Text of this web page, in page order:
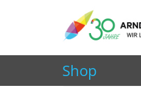
+49 7252 9707310
Shop
Aktuelle Seite: